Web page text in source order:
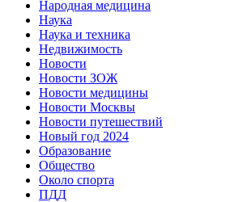
Народная медицина
Наука
Наука и техника
Недвижимость
Новости
Новости ЗОЖ
Новости медицины
Новости Москвы
Новости путешествий
Новый год 2024
Образование
Общество
Около спорта
ПДД